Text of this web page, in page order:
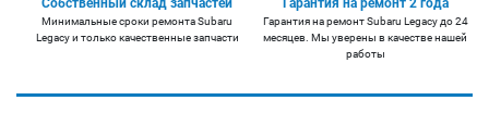
Минимальные сроки ремонта Subaru
Legacy и только качественные запчасти
Гарантия на ремонт Subaru Legacy до 24
месяцев. Мы уверены в качестве нашей
работы